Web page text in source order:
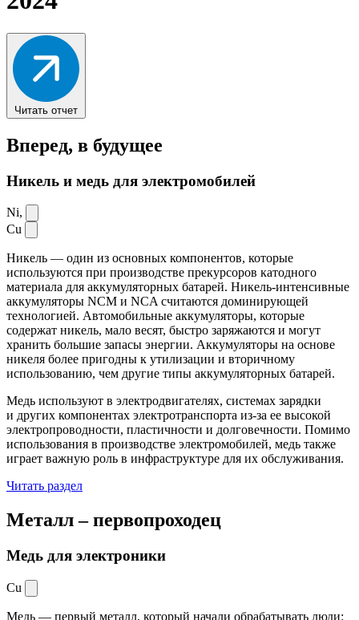
Читать отчет
Вперед, в будущее
Никель и медь для электромобилей
Ni,
Cu
Никель — один из основных компонентов, которые
используются при производстве прекурсоров катодного
материала для аккумуляторных батарей. Никель-интенсивные
аккумуляторы NCM и NCA считаются доминирующей
технологией. Автомобильные аккумуляторы, которые
содержат никель, мало весят, быстро заряжаются и могут
хранить большие запасы энергии. Аккумуляторы на основе
никеля более пригодны к утилизации и вторичному
использованию, чем другие типы аккумуляторных батарей.
Медь используют в электродвигателях, системах зарядки
и других компонентах электротранспорта из-за ее высокой
электропроводности, пластичности и долговечности. Помимо
использования в производстве электромобилей, медь также
играет важную роль в инфраструктуре для их обслуживания.
Читать раздел
Металл –первопроходец
Медь для электроники
Cu
Медь — первый металл, который начали обрабатывать люди: